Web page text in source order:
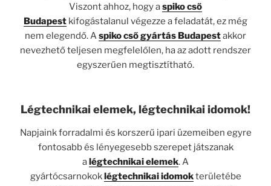
Viszont ahhoz, hogy aspiko cső
Budapest kifogástalanul végezze a feladatát, ez még
nem elegendő. Aspiko cső gyártás Budapestakkor
nevezhető teljesen megfelelőlen, ha az adott rendszer
egyszerűen megtisztítható.
Légtechnikai elemek, légtechnikai idomok!
Napjaink forradalmi és korszerű ipari üzemeiben egyre
fontosabb és lényegesebb szerepet játszanak
alégtechnikai elemek. A
gyártócsarnokoklégtechnikai idomokterületébe